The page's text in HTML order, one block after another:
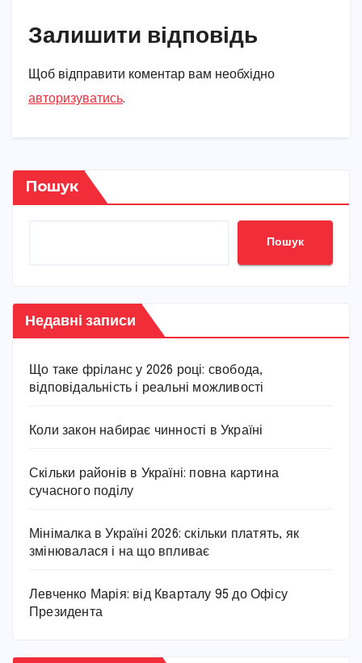
Залишити відповідь
Щоб відправити коментар вам необхідно
авторизуватись.
Пошук
Пошук
Недавні записи
Що таке фріланс у 2026 році: свобода,
відповідальність і реальні можливості
Коли закон набирає чинності в Україні
Скільки районів в Україні: повна картина
сучасного поділу
Мінімалка в Україні 2026: скільки платять, як
змінювалася і на що впливає
Левченко Марія: від Кварталу 95 до Офісу
Президента